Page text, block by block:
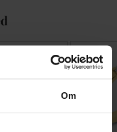
Om
SALE